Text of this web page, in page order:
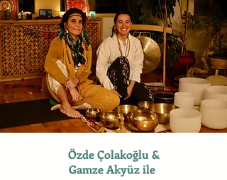
Özde Çolakoğlu &
Gamze Akyüz ile